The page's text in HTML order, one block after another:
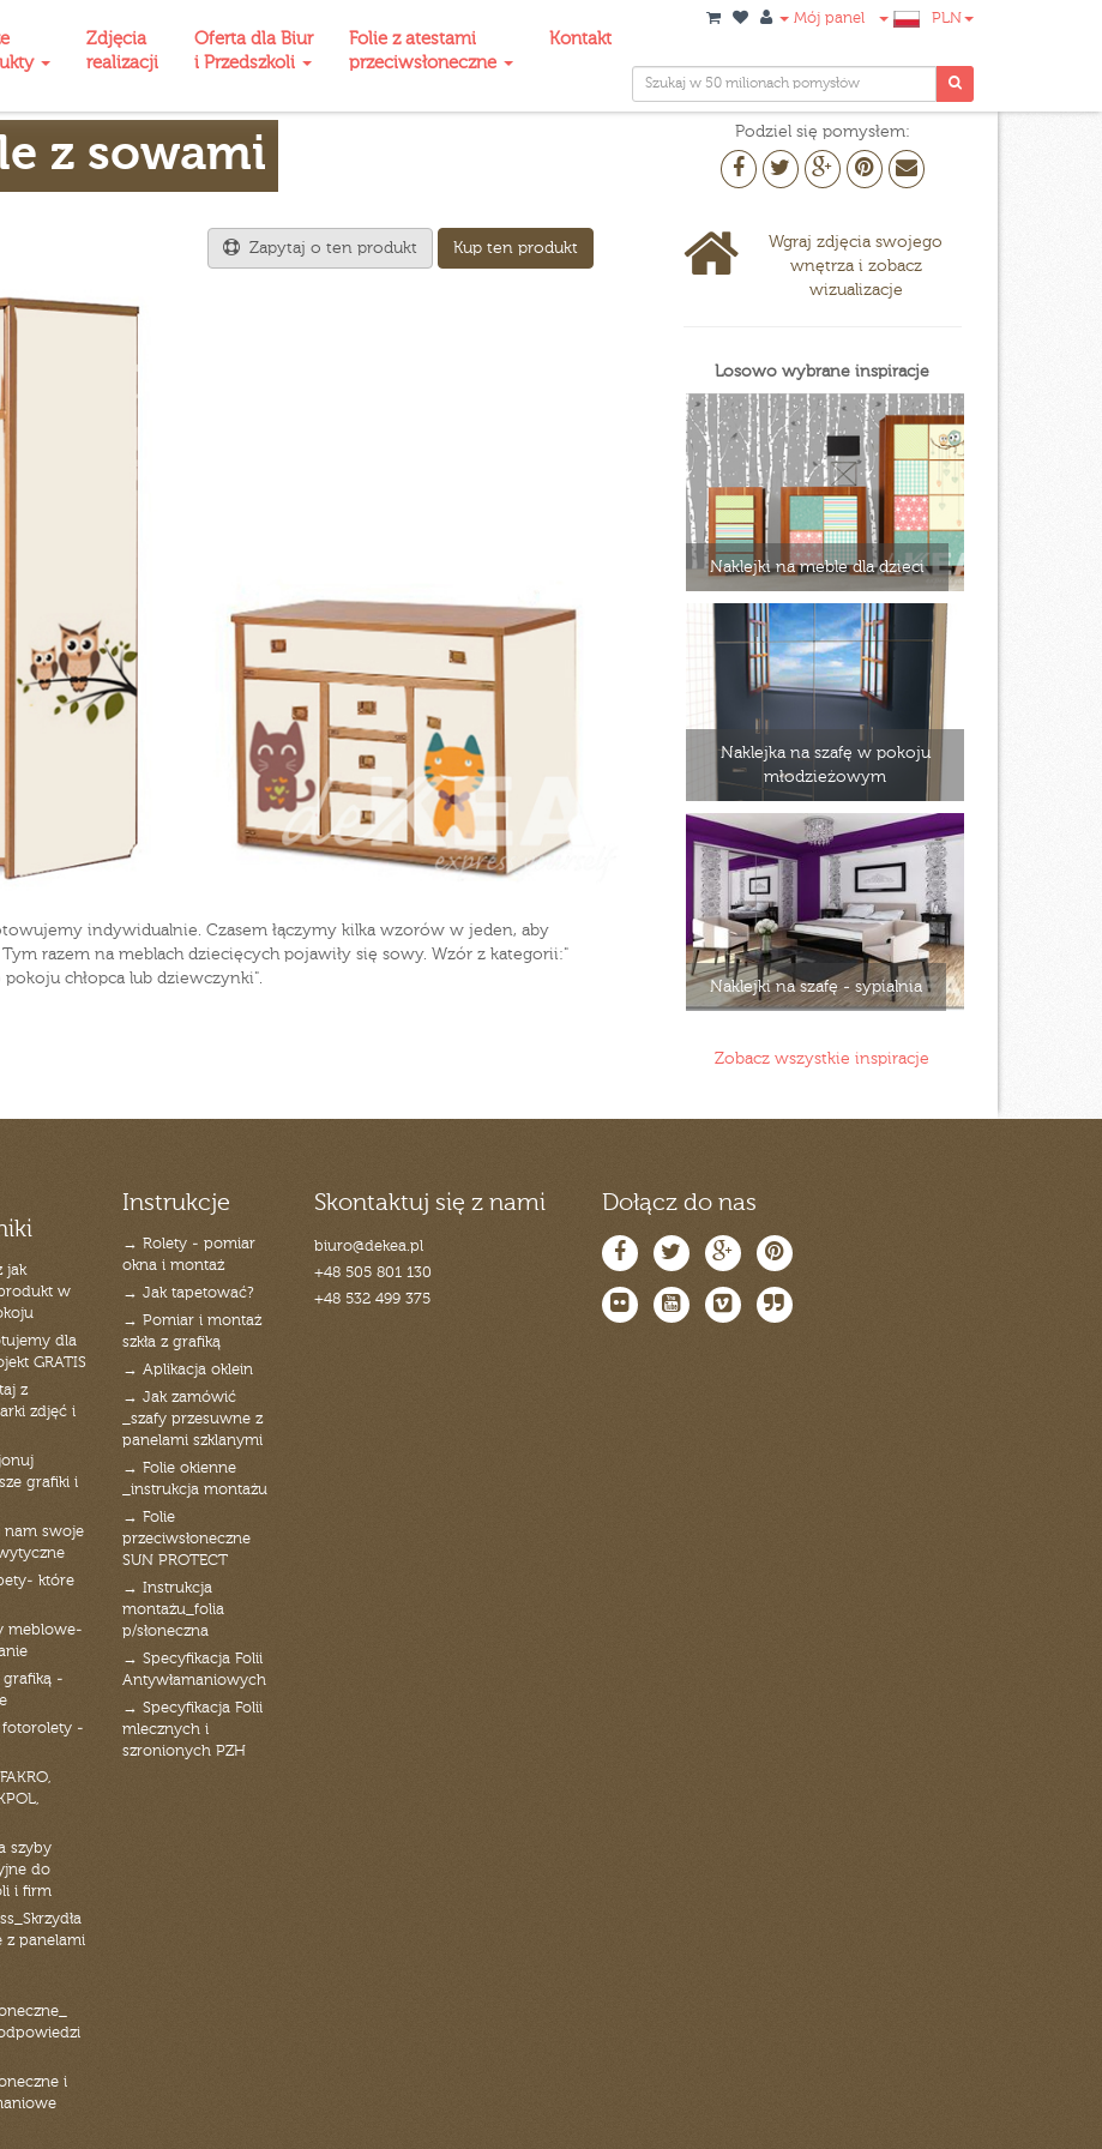
Zdjęcia
realizacji
Oferta dla Biur
i Przedszkoli
Folie z atestami
przeciwsłoneczne
Kontakt
Mój panel PLN
z sowami
Zapytaj o ten produkt Kup ten produkt
indywidualnie. Czasem łączymy kilka wzorów w jeden, aby
razem na meblach dziecięcych pojawiły się sowy. Wzór z kategorii:"
pokoju chłopca lub dziewczynki".
Podziel się pomysłem:
Wgraj zdjęcia swojego
wnętrza i zobacz
wizualizacje
Losowo wybrane inspiracje
Naklejki na meble dla dzieci
Naklejka na szafę w pokoju
młodzieżowym
Naklejki na szafę - sypialnia
Zobacz wszystkie inspiracje
jak
w
dla
GRATIS
z
zdjęć i
grafiki i
nam swoje
które
meblowe-
grafiką -
-
szyby
do
i firm
z panelami
i
Instrukcje
→ Rolety - pomiar
okna i montaż
→ Jak tapetować?
→ Pomiar i montaż
szkła z grafiką
→ Aplikacja oklein
→ Jak zamówić
_szafy przesuwne z
panelami szklanymi
→ Folie okienne
_instrukcja montażu
→ Folie
przeciwsłoneczne
SUN PROTECT
→ Instrukcja
montażu_folia
p/słoneczna
→ Specyfikacja Folii
Antywłamaniowych
→ Specyfikacja Folii
mlecznych i
szronionych PZH
Skontaktuj się z nami
biuro@dekea.pl
+48 505 801 130
+48 532 499 375
Dołącz do nas